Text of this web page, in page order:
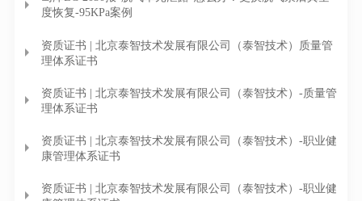
度恢复-95KPa案例
资质证书 | 北京泰智技术发展有限公司（泰智技术）质量管
理体系证书
资质证书 | 北京泰智技术发展有限公司（泰智技术）-质量管
理体系证书
资质证书 | 北京泰智技术发展有限公司（泰智技术）-职业健
康管理体系证书
资质证书 | 北京泰智技术发展有限公司（泰智技术）-职业健